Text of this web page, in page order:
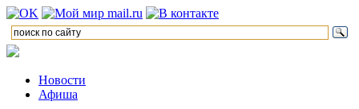
Новости
Афиша